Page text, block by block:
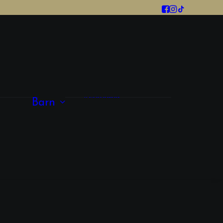
Barn
Accesoarer